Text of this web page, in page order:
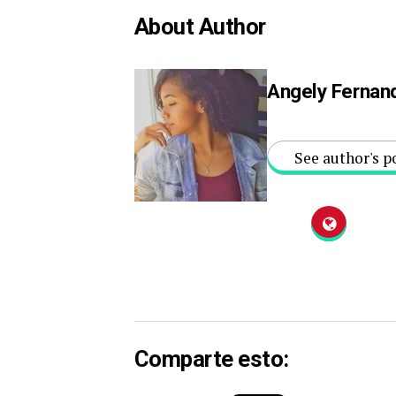
About Author
Angely
See author's
Comparte esto: